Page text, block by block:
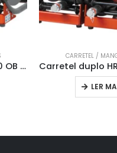
Carretel duplo HR 5520 OB Holmatro
CARRETEL /
LER